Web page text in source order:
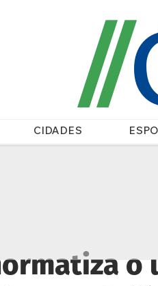
CIDADES
//
o